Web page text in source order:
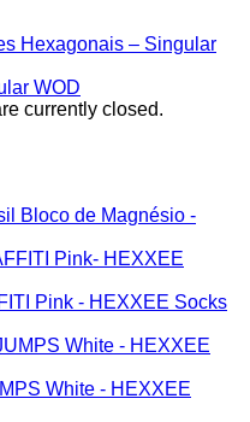
Hexagonais – Singular
currently closed.
Bloco de Magnésio -
Pink - HEXXEE Socks
White - HEXXEE